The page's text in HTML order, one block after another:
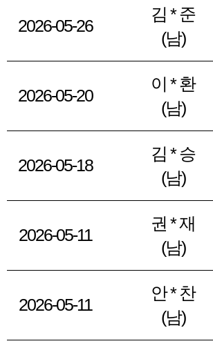
2026-05-26
김 * 준
(남)
2026-05-20
이 * 환
(남)
2026-05-18
김 * 승
(남)
2026-05-11
권 * 재
(남)
2026-05-11
안 * 찬
(남)